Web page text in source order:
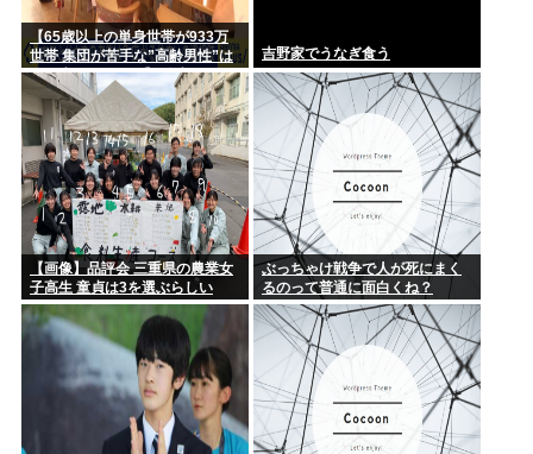
【65歳以上の単身世帯が933万
世帯 集団が苦手な”高齢男性”は
どう生きていく？】孤独死のリ
スクも…専門家 「8日以上見つ
からないのも圧倒的に男性」
吉野家でうなぎ食う
【画像】品評会 三重県の農業女
子高生 童貞は3を選ぶらしい
ぶっちゃけ戦争で人が死にまく
るのって普通に面白くね？